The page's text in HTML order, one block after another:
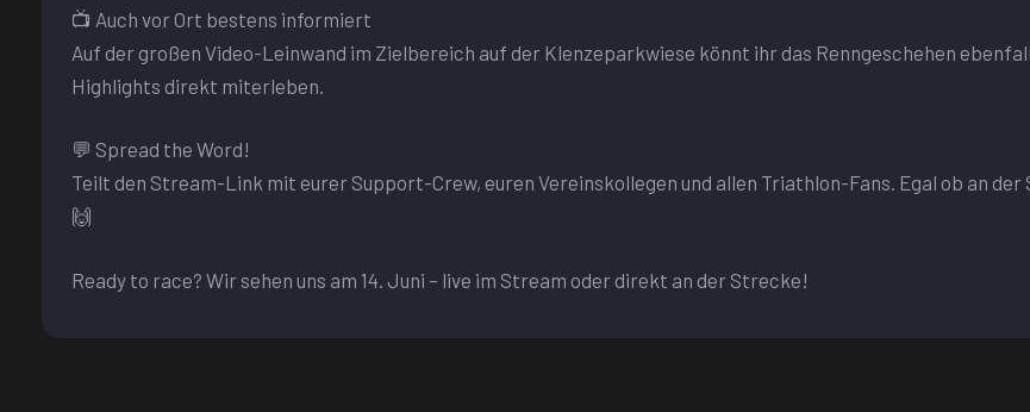
📺 Auch vor Ort bestens informiert
Auf der großen Video-Leinwand im Zielbereich auf der Klenzeparkwiese könnt ihr das Renngeschehen
Highlights direkt miterleben.
💬 Spread the Word!
Teilt den Stream-Link mit eurer Support-Crew, euren Vereinskollegen und allen Triathlon-Fans. Egal ob an
🙌
Ready to race? Wir sehen uns am 14. Juni – live im Stream oder direkt an der Strecke!